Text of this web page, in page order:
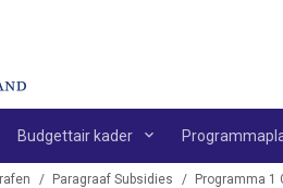
pagina.
Budgettair kader
Paragraaf Subsidies Programma 1